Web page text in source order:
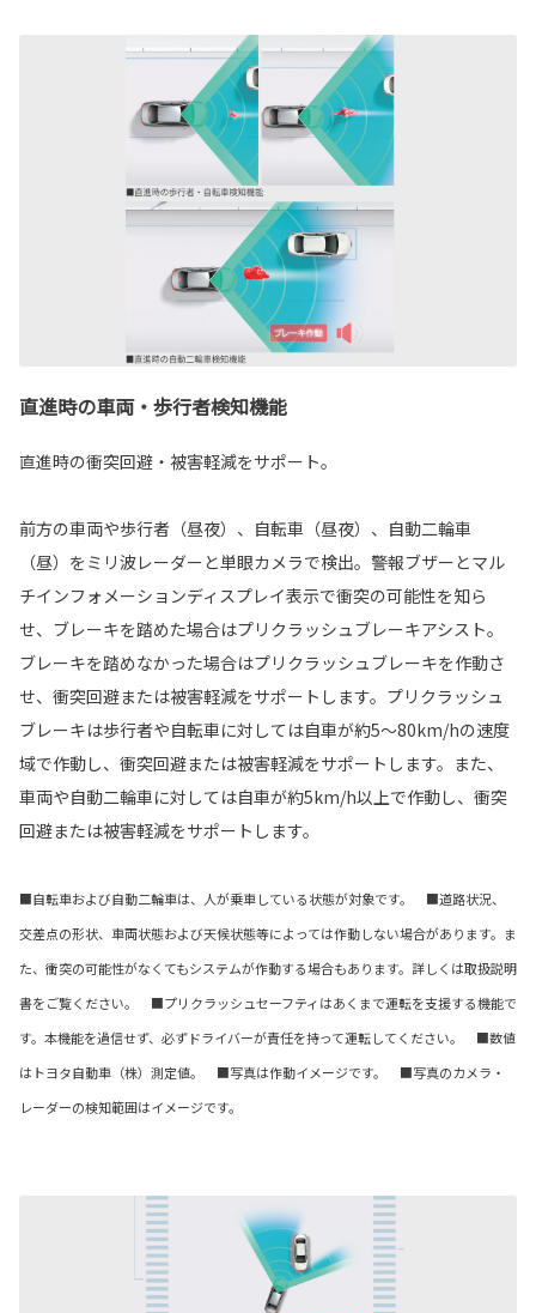
直進時の車両・歩行者検知機能
直進時の衝突回避・被害軽減をサポート。
前方の車両や歩行者（昼夜）、自転車（昼夜）、自動二輪車
（昼）をミリ波レーダーと単眼カメラで検出。警報ブザーとマル
チインフォメーションディスプレイ表示で衝突の可能性を知ら
せ、ブレーキを踏めた場合はプリクラッシュブレーキアシスト。
ブレーキを踏めなかった場合はプリクラッシュブレーキを作動さ
せ、衝突回避または被害軽減をサポートします。プリクラッシュ
ブレーキは歩行者や自転車に対しては自車が約5〜80km/hの速度
域で作動し、衝突回避または被害軽減をサポートします。また、
車両や自動二輪車に対しては自車が約5km/h以上で作動し、衝突
回避または被害軽減をサポートします。
■自転車および自動二輪車は、人が乗車している状態が対象です。 ■道路状況、
交差点の形状、車両状態および天候状態等によっては作動しない場合があります。ま
た、衝突の可能性がなくてもシステムが作動する場合もあります。詳しくは取扱説明
書をご覧ください。 ■プリクラッシュセーフティはあくまで運転を支援する機能で
す。本機能を過信せず、必ずドライバーが責任を持って運転してください。 ■数値
はトヨタ自動車（株）測定値。 ■写真は作動イメージです。 ■写真のカメラ・
レーダーの検知範囲はイメージです。